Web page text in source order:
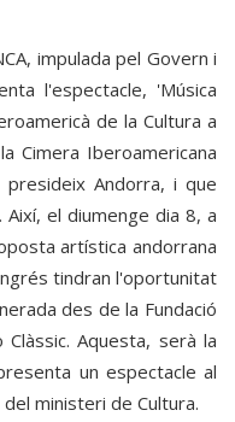
impulada pel Govern i
l'espectacle, 'Música
de la Cultura a
Cimera Iberoamericana
Andorra, i que
el diumenge dia 8, a
artística andorrana
tindran l'oportunitat
des de la Fundació
Aquesta, serà la
un espectacle al
ministeri de Cultura.